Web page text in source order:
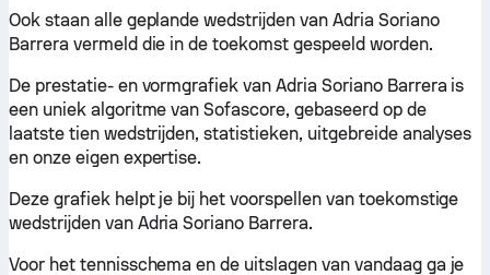
Ook staan alle geplande wedstrijden van Adria Soriano
Barrera vermeld die in de toekomst gespeeld worden.
De prestatie- en vormgrafiek van Adria Soriano Barrera is
een uniek algoritme van Sofascore, gebaseerd op de
laatste tien wedstrijden, statistieken, uitgebreide analyses
en onze eigen expertise.
Deze grafiek helpt je bij het voorspellen van toekomstige
wedstrijden van Adria Soriano Barrera.
Voor het tennisschema en de uitslagen van vandaag ga je